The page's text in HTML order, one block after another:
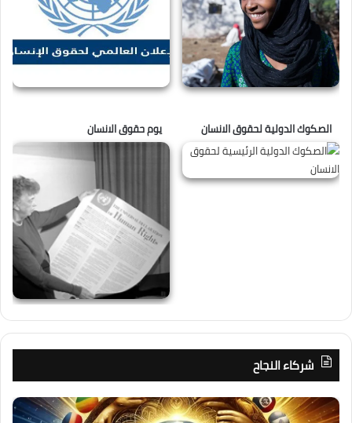
الصكوك الدولية لحقوق الانسان يوم حقوق الانسان
شركاء النجاح